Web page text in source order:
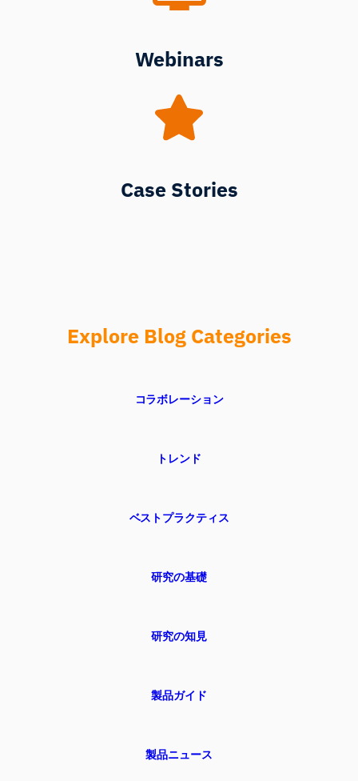
Webinars
Case Stories
Explore Blog Categories
コラボレーション
トレンド
ベストプラクティス
研究の基礎
研究の知見
製品ガイド
製品ニュース